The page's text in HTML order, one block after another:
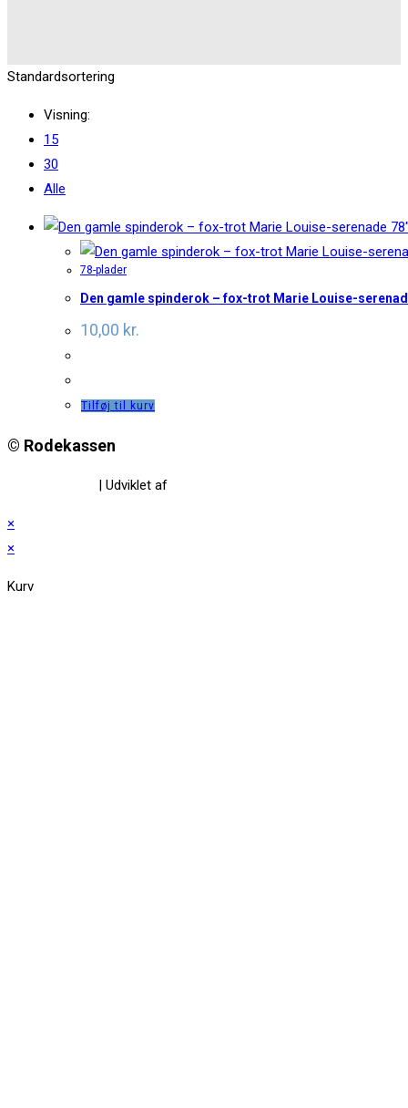
Standardsortering
Visning:
15
30
Alle
78-plader
Den gamle spinderok – fox-trot Marie Louise-
10,00 kr.
Tilføj til kurv
© Rodekassen
| Udviklet af
×
×
Kurv